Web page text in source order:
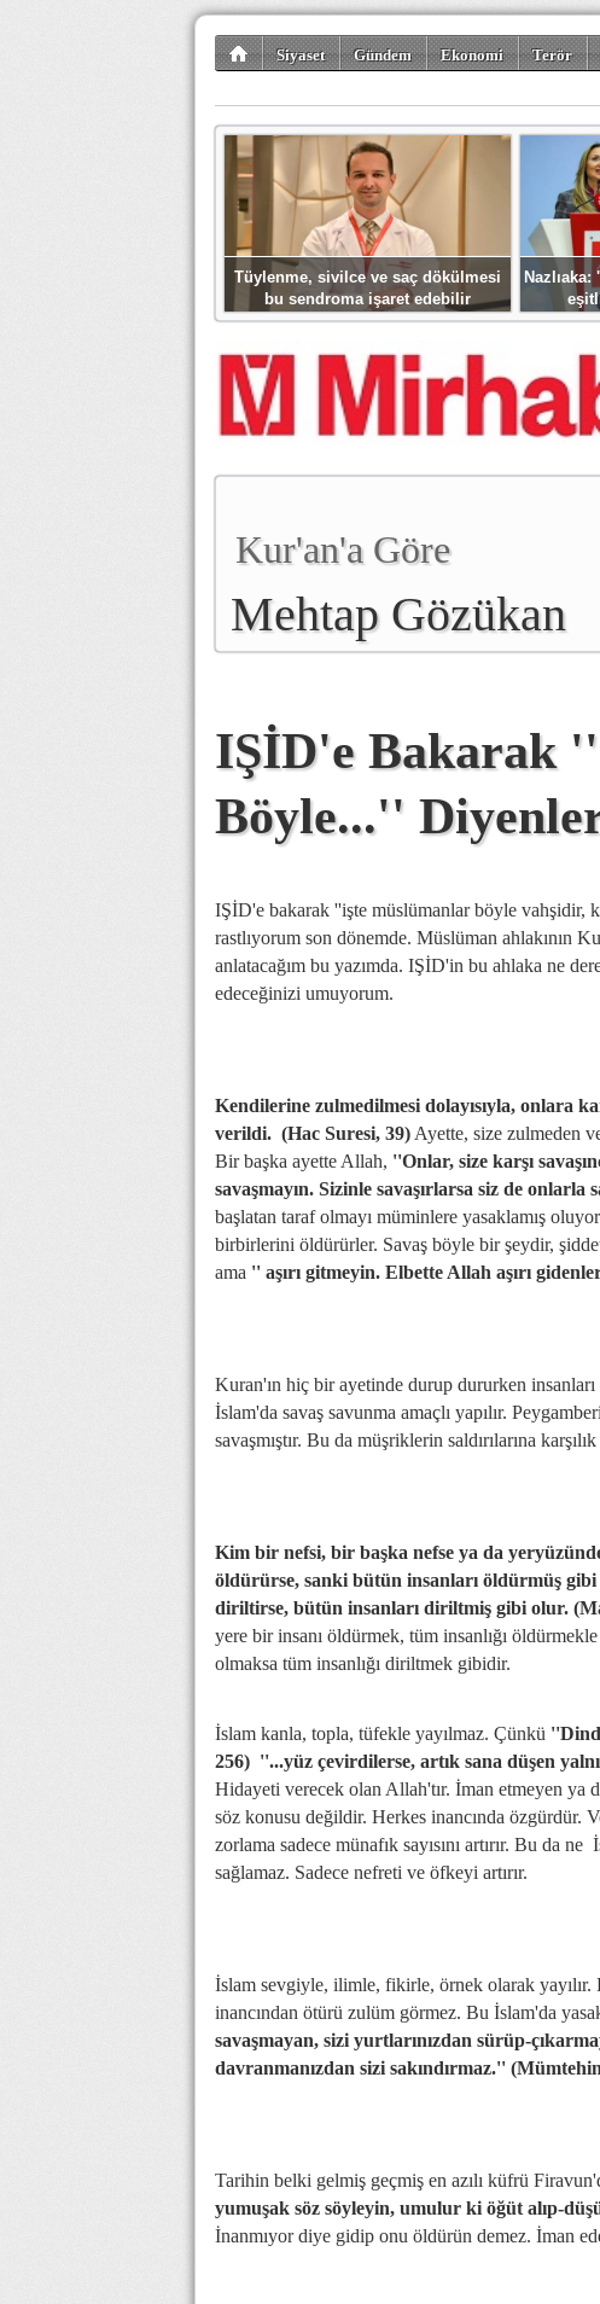
Siyaset Gündem Ekonomi Terör
Tüylenme, sivilce ve saç dökülmesi
bu sendroma işaret edebilir
Kur'an'a Göre
Mehtap Gözükan
IŞİD'e Bakarak
Böyle...''
IŞİD'e bakarak ''işte müslümanlar böyle vahşidir,
rastlıyorum son dönemde. Müslüman ahlakının
anlatacağım bu yazımda. IŞİD'in bu ahlaka ne
edeceğinizi umuyorum.
Kendilerine zulmedilmesi dolayısıyla, onlara
verildi. (Hac Suresi, 39) Ayette, size zulmeden
Bir başka ayette Allah, ''Onlar, size karşı
savaşmayın. Sizinle savaşırlarsa siz de onlarla
başlatan taraf olmayı müminlere yasaklamış
birbirlerini öldürürler. Savaş böyle bir şeydir,
ama '' aşırı gitmeyin. Elbette Allah aşırı
Kuran'ın hiç bir ayetinde durup dururken
İslam'da savaş savunma amaçlı yapılır.
savaşmıştır. Bu da müşriklerin saldırılarına
Kim bir nefsi, bir başka nefse ya da
öldürürse, sanki bütün insanları öldürmüş
diriltirse, bütün insanları diriltmiş gibi olur.
yere bir insanı öldürmek, tüm insanlığı
olmaksa tüm insanlığı diriltmek gibidir.
İslam kanla, topla, tüfekle yayılmaz. Çünkü
256) ''...yüz çevirdilerse, artık sana düşen
Hidayeti verecek olan Allah'tır. İman etmeyen ya
söz konusu değildir. Herkes inancında özgürdür.
zorlama sadece münafık sayısını artırır. Bu da
sağlamaz. Sadece nefreti ve öfkeyi artırır.
İslam sevgiyle, ilimle, fikirle, örnek olarak
inancından ötürü zulüm görmez. Bu İslam'da
savaşmayan, sizi yurtlarınızdan sürüp-
davranmanızdan sizi sakındırmaz.''
Tarihin belki gelmiş geçmiş en azılı küfrü
yumuşak söz söyleyin, umulur ki öğüt alıp-
İnanmıyor diye gidip onu öldürün demez. İman